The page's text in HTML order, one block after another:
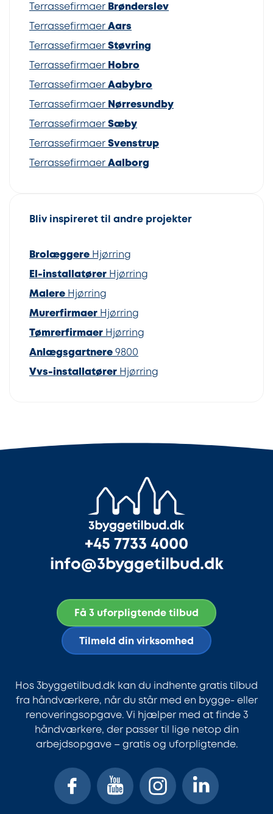
Terrassefirmaer Brønderslev
Terrassefirmaer Aars
Terrassefirmaer Støvring
Terrassefirmaer Hobro
Terrassefirmaer Aabybro
Terrassefirmaer Nørresundby
Terrassefirmaer Sæby
Terrassefirmaer Svenstrup
Terrassefirmaer Aalborg
Bliv inspireret til andre projekter
Brolæggere Hjørring
El-installatører Hjørring
Malere Hjørring
Murerfirmaer Hjørring
Tømrerfirmaer Hjørring
Anlægsgartnere 9800
Vvs-installatører Hjørring
+45 7733 4000
info@3byggetilbud.dk
Få 3 uforpligtende tilbud
Tilmeld din virksomhed
Hos 3byggetilbud.dk kan du indhente gratis tilbud
fra håndværkere, når du står med en bygge- eller
renoveringsopgave. Vi hjælper med at finde 3
håndværkere, der passer til lige netop din
arbejdsopgave – gratis og uforpligtende.